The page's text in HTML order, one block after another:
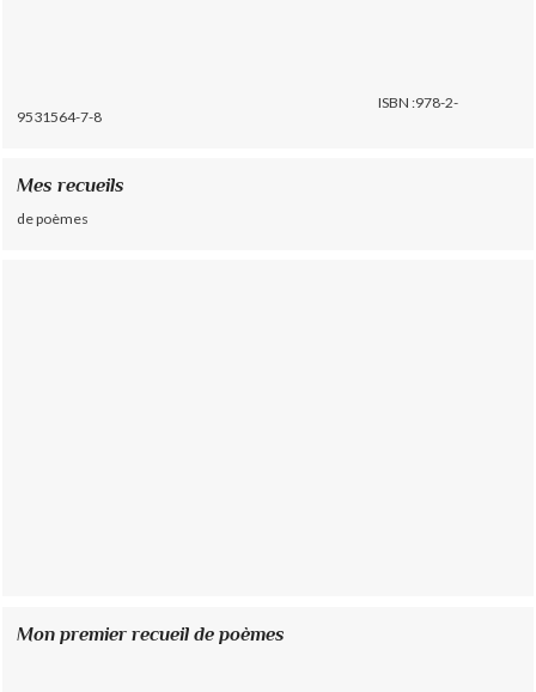
ISBN :978-2-
9531564-7-8
Mes recueils
de poèmes
Mon premier recueil de poèmes